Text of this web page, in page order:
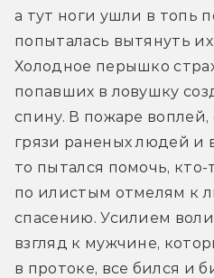
а тут ноги ушли в топь
попыталась вытянуть
Холодное перышко
попавших в ловушку
спину. В пожаре
грязи раненых людей и
то пытался помочь,
по илистым отмелям к
спасению. Усилием
взгляд к мужчине,
в протоке, все бился и